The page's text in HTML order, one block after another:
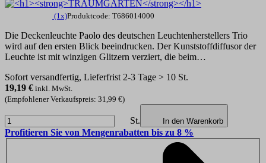
(1x)Produktcode: T686014000
Die Deckenleuchte Paolo des deutschen Leuchtenherstellers Trio
wird auf den ersten Blick beeindrucken. Der Kunststoffdiffusor der
Leuchte ist mit winzigen Glitzern verziert, die beim…
Sofort versandfertig, Lieferfrist 2-3 Tage > 10 St.
19,19 € inkl. MwSt.
(Empfohlener Verkaufspreis: 31,99 €)
St. In den Warenkorb
Profitieren Sie von Mengenrabatten bis zu 8 %